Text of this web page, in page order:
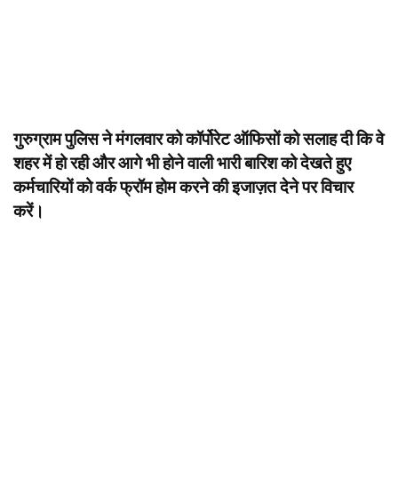
गुरुग्राम पुलिस ने मंगलवार को कॉर्पोरेट ऑफिसों को सलाह दी कि वे
शहर में हो रही और आगे भी होने वाली भारी बारिश को देखते हुए
कर्मचारियों को वर्क फ्रॉम होम करने की इजाज़त देने पर विचार
करें।